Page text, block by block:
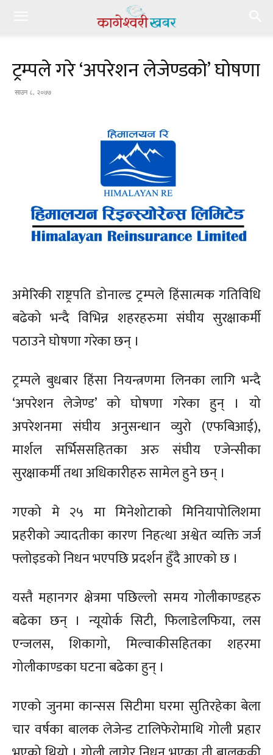
ट्रम्पले गरे ‘अपरेशन लेजेण्डको’ घोषणा
साउन ८, २०७७
अमेरिकी राष्ट्रपति डोनाल्ड ट्रम्पले हिंसात्मक गतिविधि
बढेको भन्दै विभिन्न शहरहरुमा संघीय सुरक्षाकर्मी
पठाउने घाेषणा गरेका छन् ।
ट्रम्पले बुधबार हिंसा नियन्त्रणमा लिनका लागि भन्दै
‘अपरेशन लेजेण्ड’ को घोषणा गरेका हुन् । यो
अपरेशनमा संघीय अनुसन्धान व्युरो (एफबिआई),
मार्शल सर्भिससहितका अरु संघीय एजेन्सीका
सुरक्षाकर्मी तथा अधिकारीहरु सामेल हुने छन् ।
गएको मे २५ मा मिनेशोटाको मिनियापोलिशमा
प्रहरीको ज्यादतीका कारण निहत्था अश्वेत व्यक्ति जर्ज
फ्लोइडको निधन भएपछि प्रदर्शन हुँदै आएको छ ।
यस्तै महानगर क्षेत्रमा पछिल्लो समय गोलीकाण्डहरु
बढेका छन् । न्यूयोर्क सिटी, फिलाडेलफिया, लस
एन्जलस, शिकागो, मिल्वाकीसहितका शहरमा
गोलीकाण्डका घटना बढेका हुन् ।
गएको जुनमा कान्सस सिटीमा घरमा सुतिरहेका बेला
चार वर्षका बालक लेजेन्ड टालिफेरोमाथि गोली प्रहार